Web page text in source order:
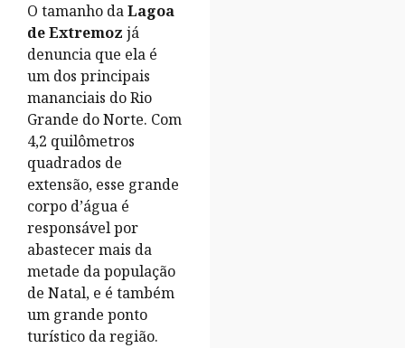
O tamanho daLagoa
de Extremoz já
denuncia que ela é
um dos principais
mananciais do Rio
Grande do Norte. Com
4,2 quilômetros
quadrados de
extensão, esse grande
corpo d’água é
responsável por
abastecer mais da
metade da população
de Natal, e é também
um grande ponto
turístico da região.